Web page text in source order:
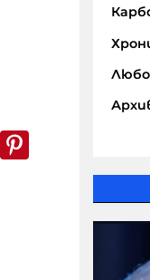
Pinterest